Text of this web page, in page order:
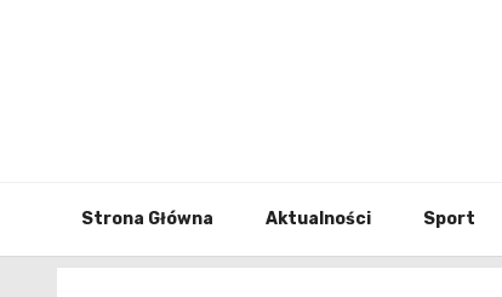
Strona Główna Aktualności Sport